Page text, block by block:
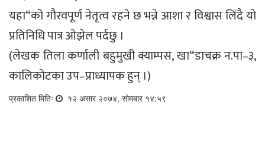
यहा“को गौरवपूर्ण नेतृत्व रहने छ भन्ने आशा र विश्वास लिंदै यो
प्रतिनिधि पात्र ओझेल पर्दछु ।
(लेखक तिला कर्णाली बहुमुखी क्याम्पस, खा“डाचक्र न.पा–३,
कालिकोटका उप–प्राध्यापक हुन् ।)
प्रकाशित मितिः १२ असार २०७४, सोमबार १४:५९